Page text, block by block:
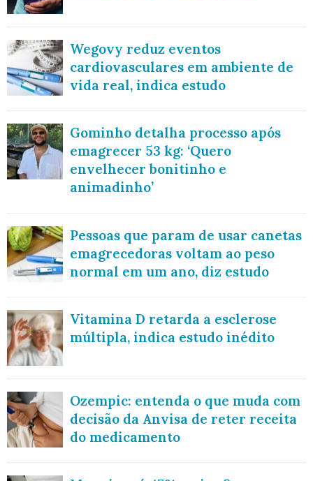
Wegovy reduz eventos
cardiovasculares em ambiente de
vida real, indica estudo
Gominho detalha processo após
emagrecer 53 kg: ‘Quero
envelhecer bonitinho e
animadinho’
Pessoas que param de usar canetas
emagrecedoras voltam ao peso
normal em um ano, diz estudo
Vitamina D retarda a esclerose
múltipla, indica estudo inédito
Ozempic: entenda o que muda com
decisão da Anvisa de reter receita
do medicamento